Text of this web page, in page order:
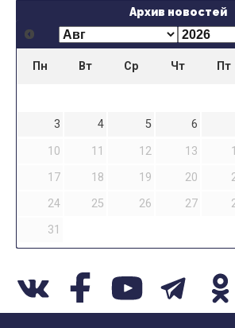
Архив новостей
Пн Вт Ср Чт Пт
3
4 5 6
10
11 12 13
17
18 19 20
24
25 26 27
31